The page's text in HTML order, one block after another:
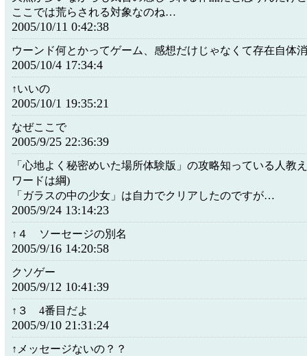
ここでは荒らされる対象なのね…
2005/10/11 0:42:38
ウーンド何とかってゲーム、感想だけじゃなくて存在自体
2005/10/4 17:34:4
↑いいの
2005/10/1 19:35:21
なぜここで
2005/9/25 22:36:39
「心地よく秘密めいた場所体験版」の攻略知っている人教
ワードは綱)
「ガラスの中の少女」は自力でクリアしたのですが…
2005/9/24 13:14:23
↑４ ソーセージの別名
2005/9/16 14:20:58
クソゲー
2005/9/12 10:41:39
↑３ 4番目だよ
2005/9/10 21:31:24
↑メッセージないの？？